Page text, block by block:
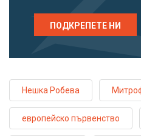
ПОДКРЕПЕТЕ НИ
Нешка Робева
европейско първенство